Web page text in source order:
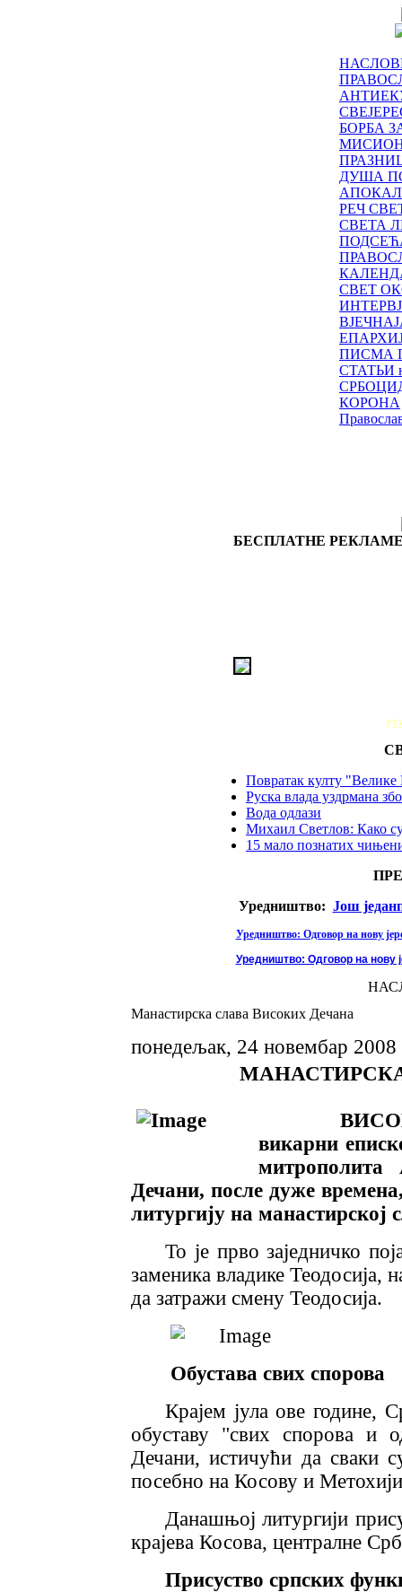
БОРБА
ДУША
РЕЧ
СВЕТА
СВЕТ
ПИСМА
СТАТЬИ
КОРОНА
БЕСПЛАТНЕ
Повратак култу "Велике
Руска влада уздрмана
Вода одлази
Михаил Светлов: Како
15 мало познатих
Уредништво: Још
Уредништво: Одговор на нову
Уредништво: Одговор на нову
Mанастирска слава Високих Дечана
понедељак, 24 новембар 2008
МАНАСТИРСКА
ВИСОКИ
викарни
митрополита
Дечани, после дуже
литургију на
То је прво заједничко
заменика владике Теодосија,
да затражи смену Теодосија.
Обустава свих спорова
Крајем јула ове године,
обуставу "свих спорова и
Дечани, истичући да сваки
посебно на Косову и
Данашњој литургији
крајева Косова, централне
Присуство српских